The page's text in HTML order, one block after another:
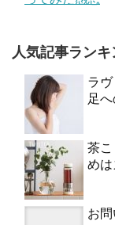
人気記事ランキ
ラ
足
茶
めは
お